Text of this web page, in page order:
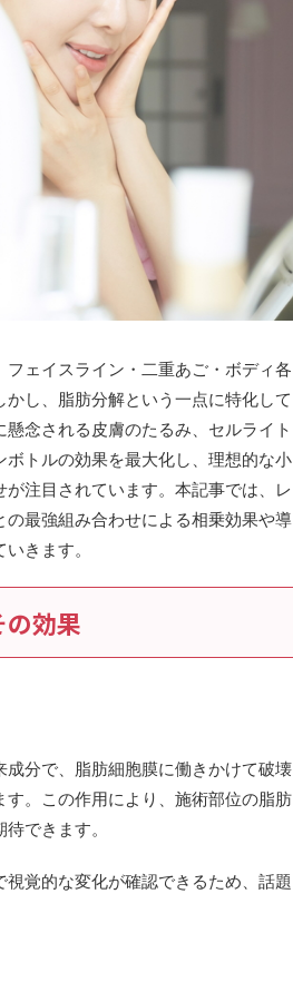
ェイスライン・二重あご・ボディ各
し、脂肪分解という一点に特化して
念される皮膚のたるみ、セルライト
トルの効果を最大化し、理想的な小
注目されています。本記事では、レ
最強組み合わせによる相乗効果や導
きます。
効果
分で、脂肪細胞膜に働きかけて破壊
。この作用により、施術部位の脂肪
できます。
覚的な変化が確認できるため、話題